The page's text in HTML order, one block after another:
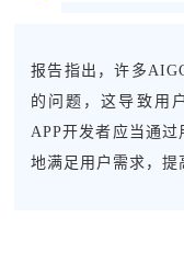
报告指出，许多
的问题，这导致用
APP开发者应当通
地满足用户需求，提